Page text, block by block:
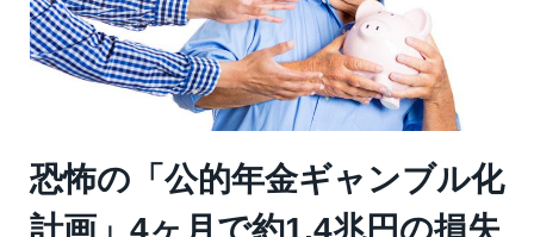
恐怖の「公的年金ギャンブル化
計画」4ヶ月で約1.4兆円の損失